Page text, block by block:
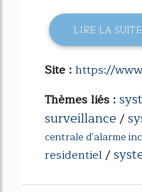
LIRE LA SUITE
Site :https://
Thèmes liés :
surveillance/
centrale d'alarme
residentiel/